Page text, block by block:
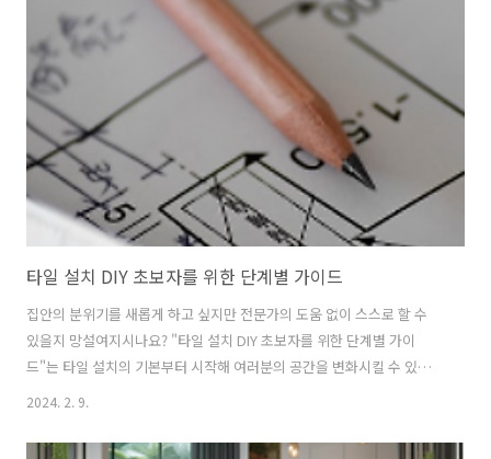
름답게 만들 수 있는 비용 효율적인 타일 선택 방법을 살펴봅시다. 재료
의 이해와 선택 세라믹 타일: 내구성이 뛰어나면서도 가격이 합리적인 세
라믹 타일은 넓은 색상, 패턴, 질감 옵션을 제공합니다. 욕실과 주방 벽면
에 이상적입니다. 포셀린 타일: 세라믹보다 조금 더 비싸지만, 내구성과
수분 저..
타일 설치 DIY 초보자를 위한 단계별 가이드
집안의 분위기를 새롭게 하고 싶지만 전문가의 도움 없이 스스로 할 수
있을지 망설여지시나요? "타일 설치 DIY 초보자를 위한 단계별 가이
드"는 타일 설치의 기본부터 시작해 여러분의 공간을 변화시킬 수 있도
록 돕습니다. 이 가이드를 통해, 타일 선택부터 설치, 마무리까지 모든 과
위기와 기능성을 극대화하는 중요한 과정입니다. 다양한 재질, 색상, 패
2024. 2. 9.